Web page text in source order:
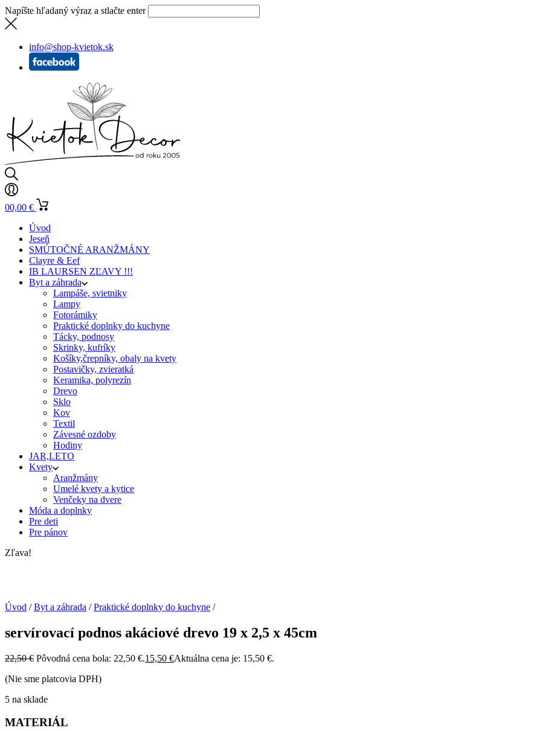
Napíšte hľadaný výraz a stlačte enter
info@shop-kvietok.sk
00,00 €
Úvod
Jeseň
SMÚTOČNÉ ARANŽMÁNY
Clayre & Eef
IB LAURSEN ZĽAVY !!!
Byt a záhrada
Lampáše, svietniky
Lampy
Fotorámiky
Praktické doplnky do kuchyne
Tácky, podnosy
Skrinky, kufríky
Košíky,črepníky, obaly na kvety
Postavičky, zvieratká
Keramika, polyrezín
Drevo
Sklo
Kov
Textil
Závesné ozdoby
Hodiny
JAR,LETO
Kvety
Aranžmány
Umelé kvety a kytice
Venčeky na dvere
Móda a doplnky
Pre deti
Pre pánov
Zľava!
Úvod /Byt a záhrada /Praktické doplnky do kuchyne /
servírovací podnos akáciové drevo 19 x 2,5 x 45cm
22,50€ Pôvodná cena bola: 22,50 €.15,50 €Aktuálna cena je: 15,50 €.
(Nie sme platcovia DPH)
5 na sklade
MATERIÁL